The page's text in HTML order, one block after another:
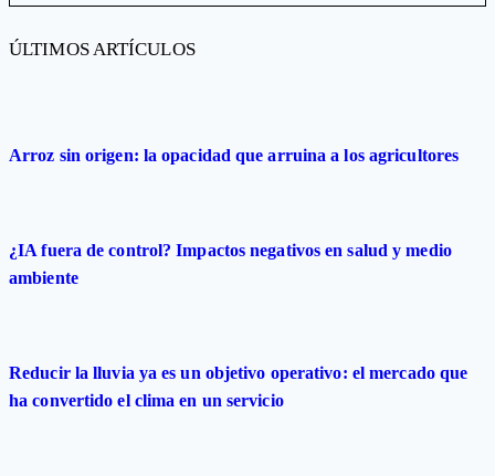
ÚLTIMOS ARTÍCULOS
Arroz sin origen: la opacidad que arruina a los agricultores
¿IA fuera de control? Impactos negativos en salud y medio
ambiente
Reducir la lluvia ya es un objetivo operativo: el mercado que
ha convertido el clima en un servicio